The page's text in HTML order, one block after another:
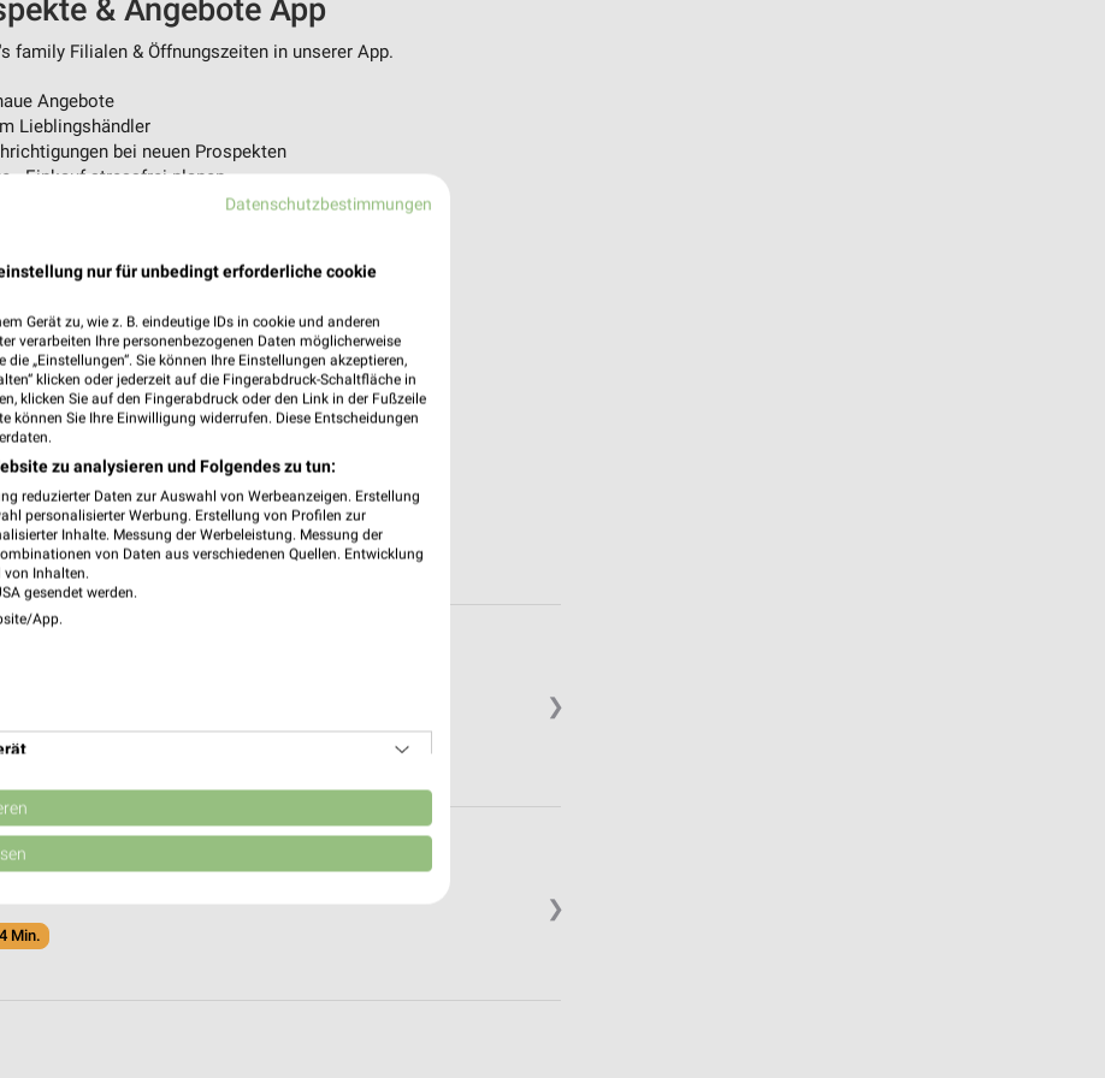
& Angebote App
family Filialen & Öffnungszeiten in unserer App.
Angebote
Lieblingshändler
bei neuen Prospekten
- Einkauf stressfrei planen
❯
❯
Min.
Datenschutzbestimmungen
nur für unbedingt erforderliche cookie
Gerät zu, wie z. B. eindeutige IDs in cookie und anderen
verarbeiten Ihre personenbezogenen Daten möglicherweise
„Einstellungen“. Sie können Ihre Einstellungen akzeptieren,
klicken oder jederzeit auf die Fingerabdruck-Schaltfläche in
klicken Sie auf den Fingerabdruck oder den Link in der Fußzeile
können Sie Ihre Einwilligung widerrufen. Diese Entscheidungen
zu analysieren und Folgendes zu tun:
reduzierter Daten zur Auswahl von Werbeanzeigen. Erstellung
personalisierter Werbung. Erstellung von Profilen zur
Inhalte. Messung der Werbeleistung. Messung der
von Daten aus verschiedenen Quellen. Entwicklung
von Inhalten.
gesendet werden.
App.